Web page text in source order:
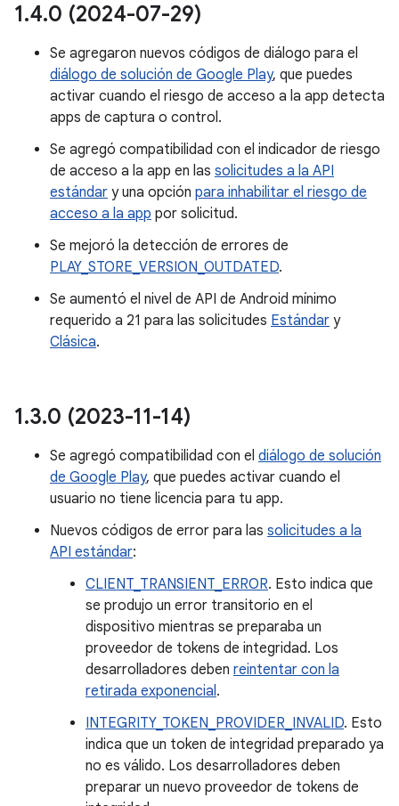
1.4.0 (2024-07-29)
Se agregaron nuevos códigos de diálogo para el
diálogo de solución de Google Play, que puedes
activar cuando el riesgo de acceso a la app detecta
apps de captura o control.
Se agregó compatibilidad con el indicador de riesgo
de acceso a la app en las solicitudes a la API
estándar y una opción para inhabilitar el riesgo de
acceso a la app por solicitud.
Se mejoró la detección de errores de
PLAY_STORE_VERSION_OUTDATED.
Se aumentó el nivel de API de Android mínimo
requerido a 21 para las solicitudes Estándar y
Clásica.
1.3.0 (2023-11-14)
Se agregó compatibilidad con el diálogo de solución
de Google Play, que puedes activar cuando el
usuario no tiene licencia para tu app.
Nuevos códigos de error para las solicitudes a la
API estándar:
CLIENT_TRANSIENT_ERROR. Esto indica que
se produjo un error transitorio en el
dispositivo mientras se preparaba un
proveedor de tokens de integridad. Los
desarrolladores deben reintentar con la
retirada exponencial.
INTEGRITY_TOKEN_PROVIDER_INVALID. Esto
indica que un token de integridad preparado ya
no es válido. Los desarrolladores deben
preparar un nuevo proveedor de tokens de